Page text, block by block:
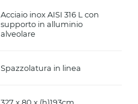
Acciaio inox AISI 316 L con
supporto in alluminio
alveolare
Spazzolatura in linea